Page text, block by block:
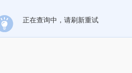
正在查询中，请刷新重试